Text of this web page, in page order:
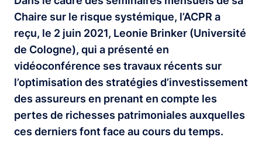
Chaire sur le risque systémique, l’ACPR a
reçu, le 2 juin 2021, Leonie Brinker (Université
de Cologne), qui a présenté en
vidéoconférence ses travaux récents sur
l’optimisation des stratégies d’investissement
des assureurs en prenant en compte les
pertes de richesses patrimoniales auxquelles
ces derniers font face au cours du temps.